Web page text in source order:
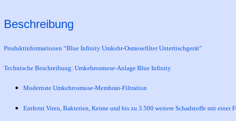
Beschreibung
Produktinformationen “Blue Infinity Umkehr-Osmosefilter Untertischgerät”
Technische Beschreibung: Umkehrosmose-Anlage Blue Infinity
Modernste Umkehrosmose-Membran-Filtration
Entfernt Viren, Bakterien, Keime und bis zu 3.500 weitere Schadstoffe mit einer